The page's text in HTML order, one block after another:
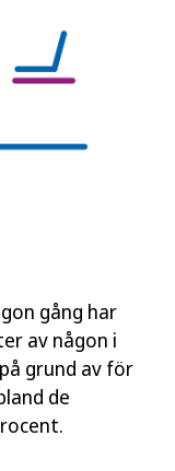
gång har
av någon i
grund av för
de